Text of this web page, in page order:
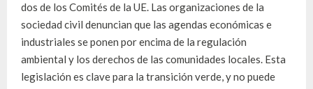
dos de los Comités de la UE. Las organizaciones de la
sociedad civil denuncian que las agendas económicas e
industriales se ponen por encima de la regulación
ambiental y los derechos de las comunidades locales. Esta
legislación es clave para la transición verde, y no puede